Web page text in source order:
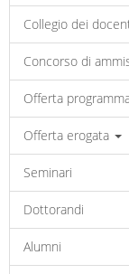
Collegio dei
Concorso di
Offerta
Offerta erogata
Seminari
Dottorandi
Alumni